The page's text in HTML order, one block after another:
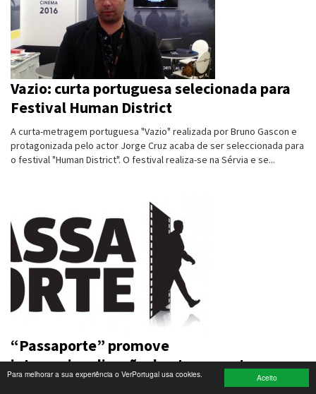
Aceito
Para melhorar a sua experiência o VerPortugal usa cookies.
Economia
Gastronomia
Telecomunicações
Turismo e Lazer
Desporto
Electrónica e Informática
Banca e Seguros
Moda e Design
Ciência e Investigação
Multimédia
Sugestões
Vazio: curta portuguesa selecionada para
Festival Human District
A curta-metragem portuguesa "Vazio" realizada por Bruno Gascon e
protagonizada pelo actor Jorge Cruz acaba de ser seleccionada para
o festival "Human District". O festival realiza-se na Sérvia e se...
“Passaporte” promove
internacionalização de atores portugueses
A Academia Portuguesa de Cinema organiza pela primeira vez em